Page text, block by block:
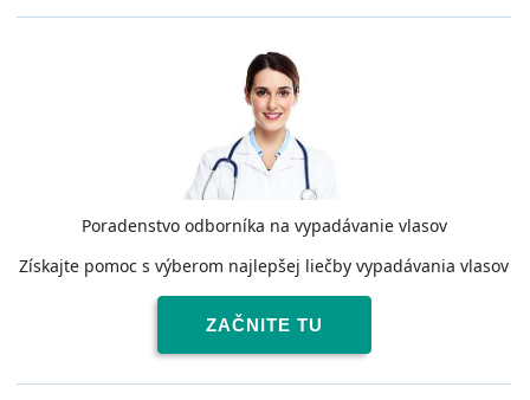
Poradenstvo odborníka na vypadávanie vlasov
Získajte pomoc s výberom najlepšej liečby vypadávania vlasov
ZAČNITE TU